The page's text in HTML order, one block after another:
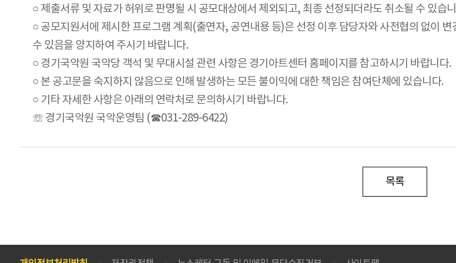
○ 제출서류 및 자료가 허위로 판명될 시 공모대상에서 제외되고, 최종 선정되더라도 취소될 수 있습
○ 공모지원서에 제시한 프로그램 계획(출연자, 공연내용 등)은 선정 이후 담당자와 사전협의 없이
수 있음을 양지하여 주시기 바랍니다.
○ 경기국악원 국악당 객석 및 무대시설 관련 사항은 경기아트센터 홈페이지를 참고하시기 바랍니다.
○ 본 공고문을 숙지하지 않음으로 인해 발생하는 모든 불이익에 대한 책임은 참여단체에 있습니다.
○ 기타 자세한 사항은 아래의 연락처로 문의하시기 바랍니다.
☏ 경기국악원 국악운영팀 (☎031-289-6422)
목록